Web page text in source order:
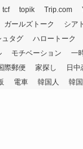
tcf topik Trip.com
ガールズトーク シア
ュタグ ハロートーク
モチベーション 一
際郵便 家探し 日中
電車 韓国人 韓